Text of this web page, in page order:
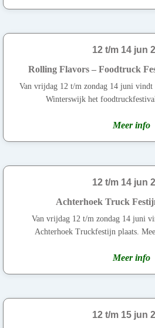
12 t/m 14 jun
Rolling Flavors – Foodtruck
Van vrijdag 12 t/m zondag 14 juni
Winterswijk het
Meer info
12 t/m 14 jun
Achterhoek Truck
Van vrijdag 12 t/m zondag 14 juni
Achterhoek Truckfestijn plaats.
Meer info
12 t/m 15 jun